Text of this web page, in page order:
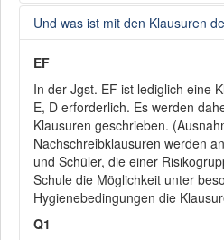
Und was ist mit den Klausuren
EF
In der Jgst. EF ist lediglich eine
E, D erforderlich. Es werden
Klausuren geschrieben.
Nachschreibklausuren werden
und Schüler, die einer
Schule die Möglichkeit unter
Hygienebedingungen die
Q1